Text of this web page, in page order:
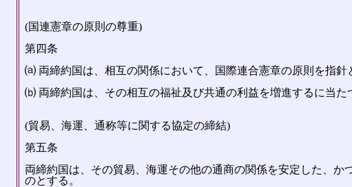
(国連憲章の原則の尊重)
第四条
⒜ 両締約国は、相互の関係において、国際連合憲章の原則を指針
⒝ 両締約国は、その相互の福祉及び共通の利益を増進するに当た
(貿易、海運、通称等に関する協定の締結)
第五条
両締約国は、その貿易、海運その他の通商の関係を安定した、
のとする。